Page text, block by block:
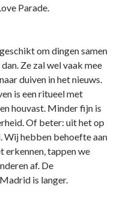
Parade.
om dingen samen
Ze zal wel vaak mee
duiven in het nieuws.
is een ritueel met
houvast. Minder fijn is
Of beter: uit het op
Wij hebben behoefte aan
erkennen, tappen we
af. De
is langer.